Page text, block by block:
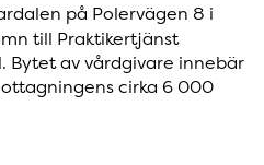
på Polervägen 8 i
till Praktikertjänst
Bytet av vårdgivare innebär
cirka 6 000